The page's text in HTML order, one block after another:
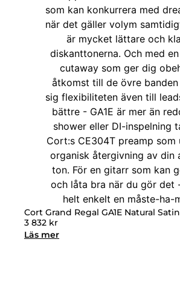
Cort Grand Regal GA1E Natural Satin
3 832 kr
Läs mer